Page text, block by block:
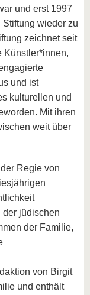
und erst 1997
wieder zu
zeichnet seit
Künstler*innen,
und ist
kulturellen und
Mit ihren
weit über
Regie von
der jüdischen
der Familie,
von Birgit
und enthält